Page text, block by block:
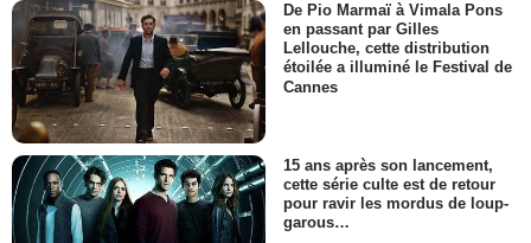
De Pio Marmaï à Vimala Pons
en passant par Gilles
Lellouche, cette distribution
étoilée a illuminé le Festival de
Cannes
15 ans après son lancement,
cette série culte est de retour
pour ravir les mordus de loup-
garous…